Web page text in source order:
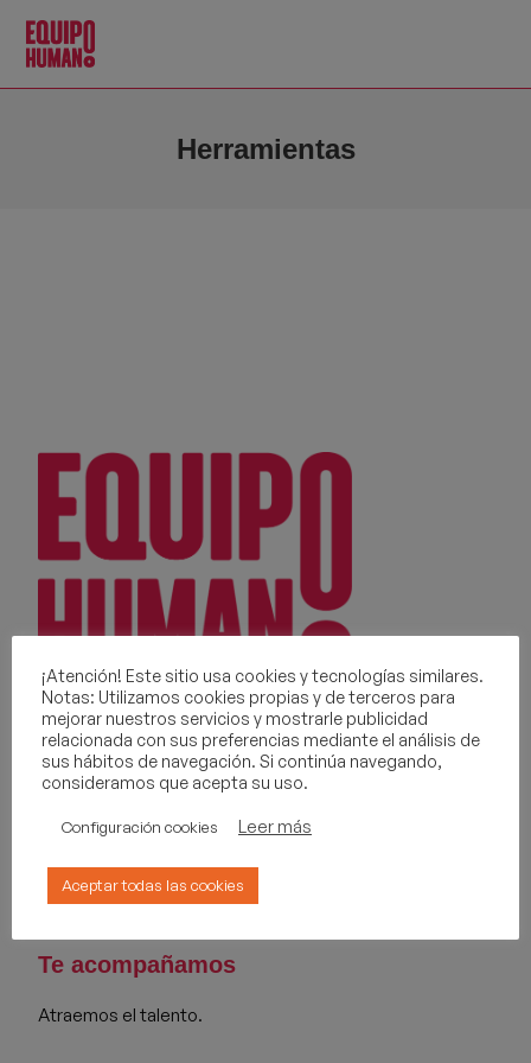
Herramientas
Una nueva forma de pensar.
Te escuchamos
Valencia · A Coruña · Madrid
info@equipohumano.com
Te acompañamos
Atraemos el talento.
¡Atención! Este sitio usa cookies y tecnologías similares.
Notas: Utilizamos cookies propias y de terceros para
mejorar nuestros servicios y mostrarle publicidad
relacionada con sus preferencias mediante el análisis de
sus hábitos de navegación. Si continúa navegando,
consideramos que acepta su uso.
Configuración cookies Leer más
Aceptar todas las cookies